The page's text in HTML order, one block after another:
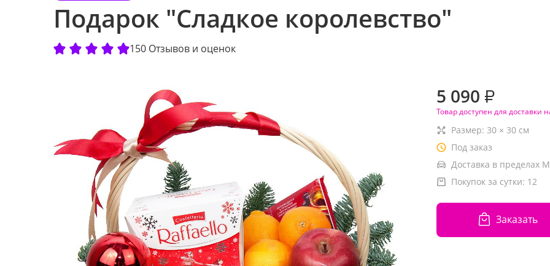
Подарок "Сладкое королевство"
150 Отзывов и оценок
5 090 ₽
Товар доступен для доставки
Размер: 30 × 30 см
Под заказ
Доставка в пределах
Покупок за сутки: 12
Заказать